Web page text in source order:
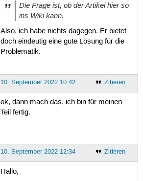
Die Frage ist, ob der Artikel hier so
ins Wiki kann.
Also, ich habe nichts dagegen. Er bietet
doch eindeutig eine gute Lösung für die
Problematik.
Zitieren
10. September 2022 10:42
ok, dann mach das, ich bin für meinen
Teil fertig.
Zitieren
10. September 2022 12:34
Hallo,